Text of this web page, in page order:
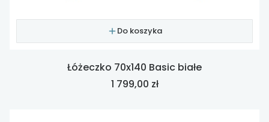
Do koszyka
Łóżeczko 70x140 Basic białe
Cena
1 799,00 zł